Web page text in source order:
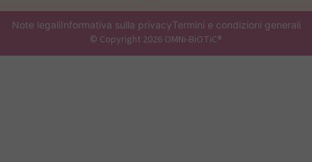
Note legaliInformativa sulla privacyTermini e condizioni generali
© Copyright 2026 OMNi-BiOTiC®